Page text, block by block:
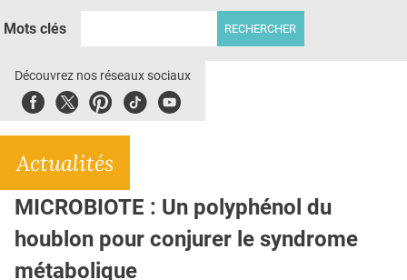
E-REVUE SAD
THÉMA
Mots clés
Découvrez nos réseaux sociaux
FacebookTwitterPinterest
TiktokYoubute
Actualités
MICROBIOTE : Un polyphénol du
houblon pour conjurer le syndrome
métabolique